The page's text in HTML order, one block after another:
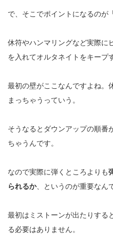
で、そこでポイントになるのが
休符やハンマリングなど実際に
を入れてオルタネイトをキープ
最初の壁がここなんですよね。
まっちゃうっていう。
そうなるとダウンアップの順番
ちゃうんです。
なので実際に弾くところよりも
られるか、というのが重要なん
最初はミストーンが出たりする
る必要はありません。